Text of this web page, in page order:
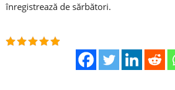
înregistrează de sărbători.